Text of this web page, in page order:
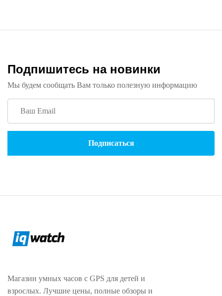
Подпишитесь на новинки
Мы будем сообщать Вам только полезную информацию
Магазин умных часов с GPS для детей и
взрослых. Лучшие цены, полные обзоры и